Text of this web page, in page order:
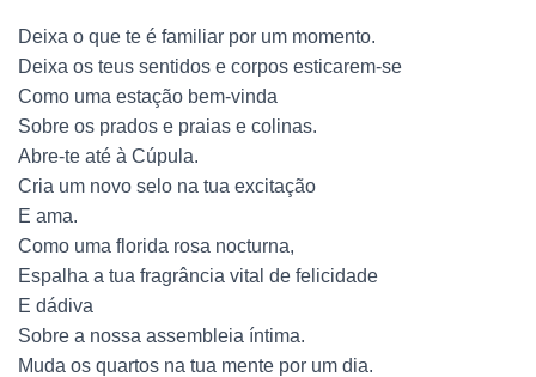
Deixa o que te é familiar por um momento.
Deixa os teus sentidos e corpos esticarem-se
Como uma estação bem-vinda
Sobre os prados e praias e colinas.
Abre-te até à Cúpula.
Cria um novo selo na tua excitação
E ama.
Como uma florida rosa nocturna,
Espalha a tua fragrância vital de felicidade
E dádiva
Sobre a nossa assembleia íntima.
Muda os quartos na tua mente por um dia.